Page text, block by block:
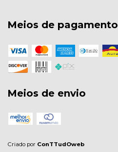
Meios de pagamento
Meios de envio
Criado por ConTTudOweb